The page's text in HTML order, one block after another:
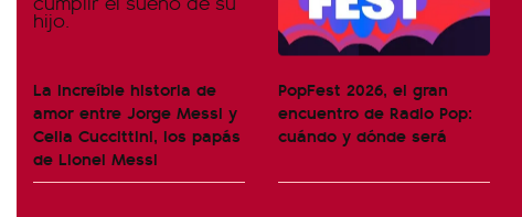
La increíble historia de
amor entre Jorge Messi y
Celia Cuccittini, los papás
de Lionel Messi
PopFest 2026, el gran
encuentro de Radio Pop:
cuándo y dónde será